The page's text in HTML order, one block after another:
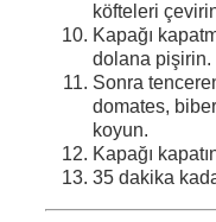
köfteleri
Kapağı
dolana pişirin.
Sonra
domates,
koyun.
Kapağı
35 dakika